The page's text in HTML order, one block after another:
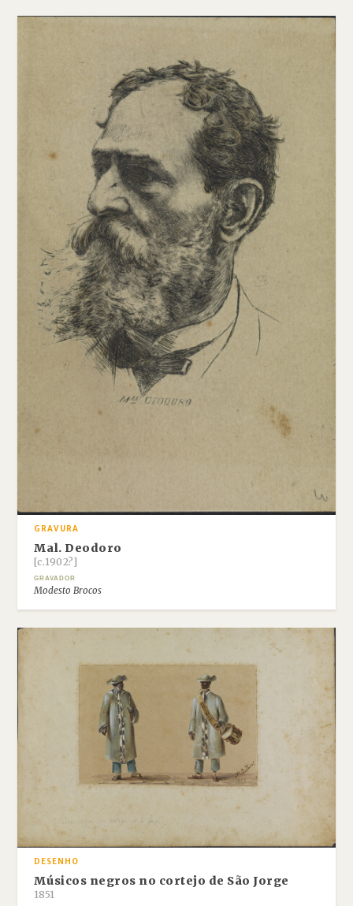
GRAVURA
Mal. Deodoro
[c.1902?]
GRAVADOR
Modesto Brocos
DESENHO
Músicos negros no cortejo de São Jorge
1851